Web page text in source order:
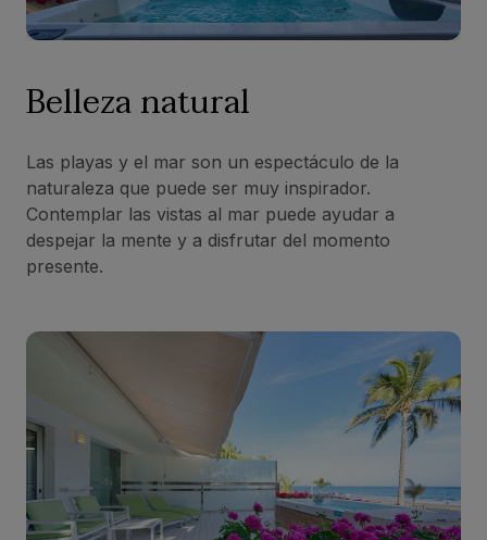
Belleza natural
Las playas y el mar son un espectáculo de la
naturaleza que puede ser muy inspirador.
Contemplar las vistas al mar puede ayudar a
despejar la mente y a disfrutar del momento
presente.